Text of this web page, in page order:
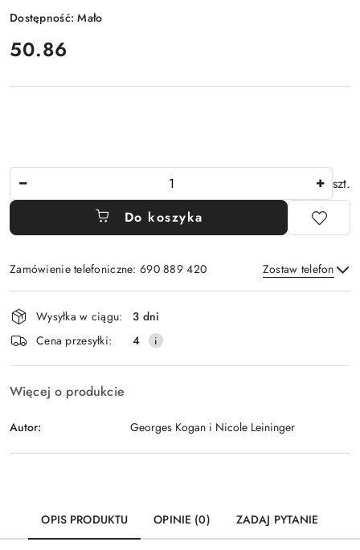
Dostępność:Mało
cena:
50.86
szt.
Do koszyka
Zamówienie telefoniczne: 690 889 420 Zostaw telefon
Wyślij
Dostępność
i
dostawa
Wysyłka w ciągu:
3 dni
Cena przesyłki:
4
Więcej o produkcie
Autor: Georges Kogan i Nicole Leininger
OPIS PRODUKTU OPINIE (0) ZADAJ PYTANIE